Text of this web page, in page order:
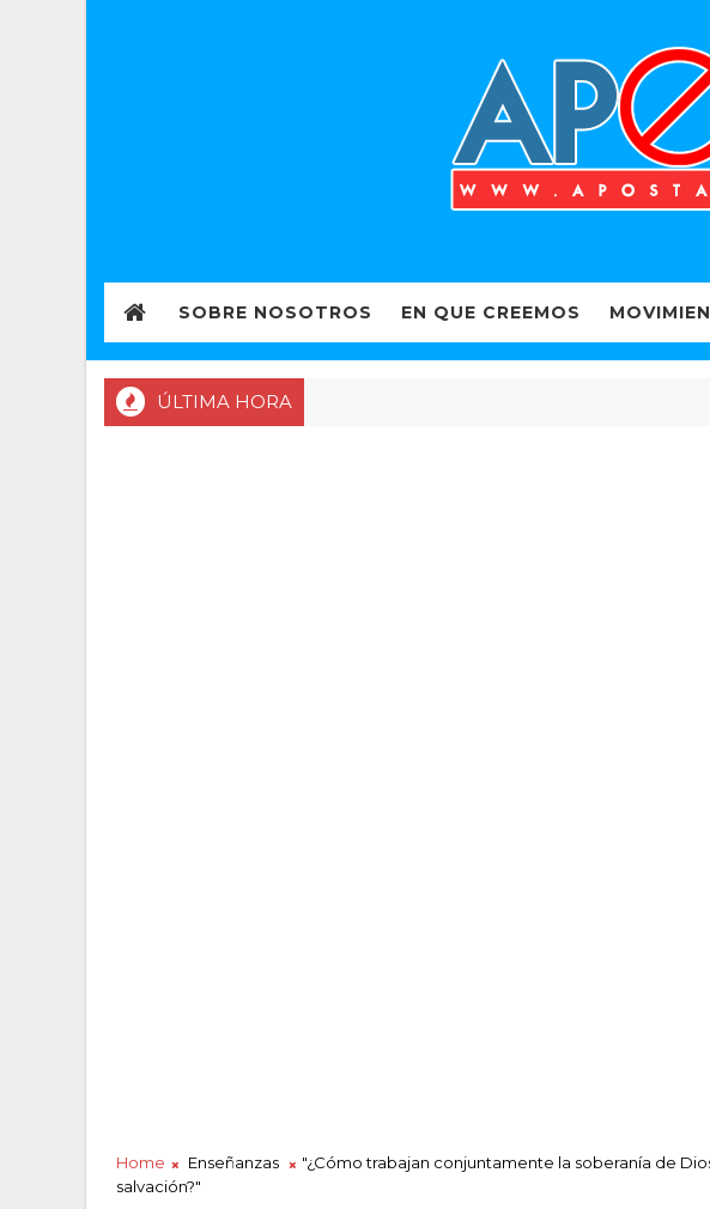
SOBRE NOSOTROS EN QUE CREEMOS
ÚLTIMA HORA
Home Enseñanzas
"¿Cómo trabajan conjuntamente la soberanía de
salvación?"